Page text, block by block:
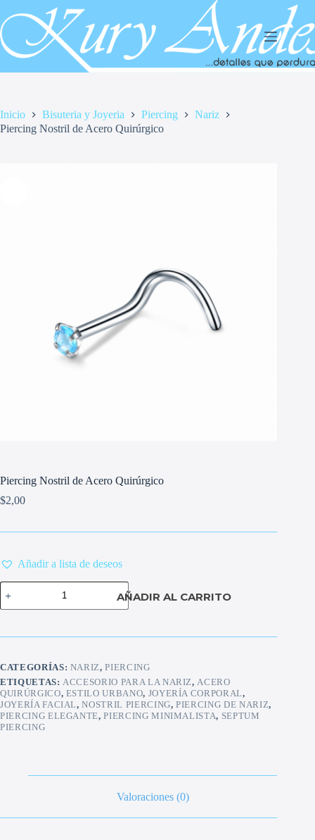
al
contenido
Inicio Bisuteria y Joyeria Piercing
Nariz
Piercing Nostril de Acero Quirúrgico
Piercing Nostril de Acero Quirúrgico
$2,00
Añadir a lista de deseos
Piercing
Nostril
de
Quirúrgico
AÑADIR AL CARRITO
CATEGORÍAS: NARIZ,PIERCING
ETIQUETAS: ACCESORIO PARA LA NARIZ, ACERO
QUIRÚRGICO, ESTILO URBANO, JOYERÍA CORPORAL,
JOYERÍA FACIAL,NOSTRIL PIERCING,PIERCING DE NARIZ,
PIERCING ELEGANTE,PIERCING MINIMALISTA, SEPTUM
PIERCING
Valoraciones (0)